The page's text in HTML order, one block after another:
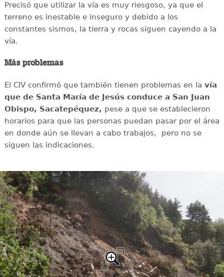
Precisó que utilizar la vía es muy riesgoso, ya que el
terreno es inestable e inseguro y debido a los
constantes sismos, la tierra y rocas siguen cayendo a la
vía.
Más problemas
El CIV confirmó que también tienen problemas en la vía
que de Santa María de Jesús conduce a San Juan
Obispo, Sacatepéquez, pese a que se establecieron
horarios para que las personas puedan pasar por el área
en donde aún se llevan a cabo trabajos, pero no se
siguen las indicaciones.